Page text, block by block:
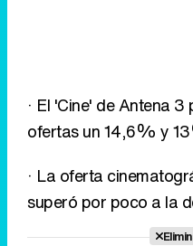
· El 'Cine' de Antena
ofertas un 14,6% y
· La oferta
superó por poco a la